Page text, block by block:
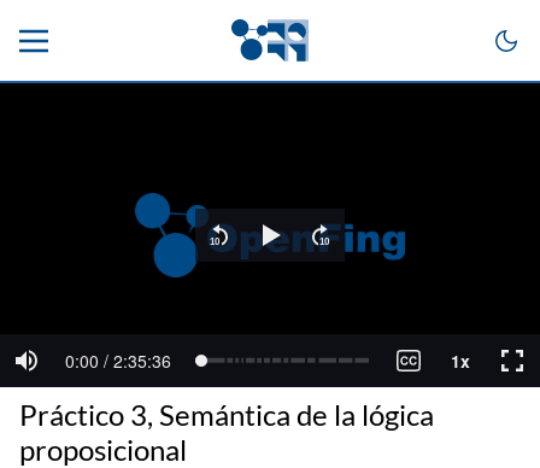
Práctico 3, Semántica de la lógica
proposicional